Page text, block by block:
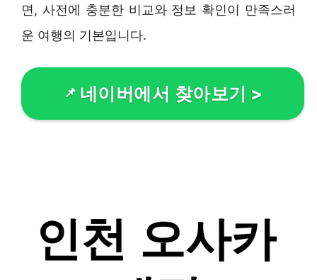
면, 사전에 충분한 비교와 정보 확인이 만족스러
운 여행의 기본입니다.
네이버에서 찾아보기 >